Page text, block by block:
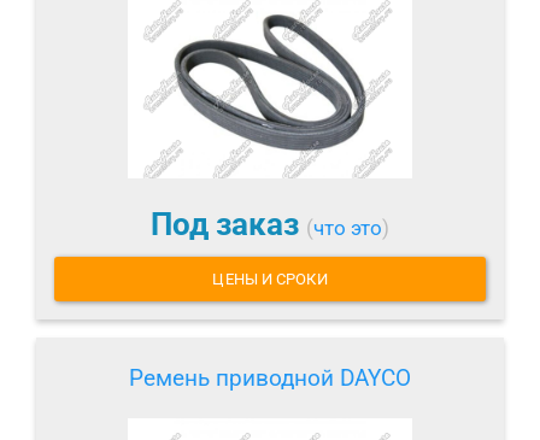
Под заказ (что это)
ЦЕНЫ И СРОКИ
Ремень приводной DAYCO